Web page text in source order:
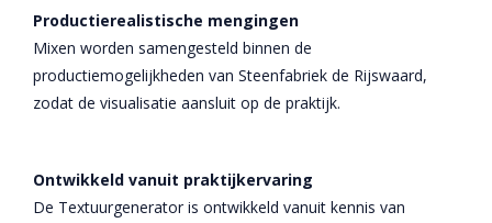
Productierealistische mengingen
Mixen worden samengesteld binnen de
productiemogelijkheden van Steenfabriek de Rijswaard,
zodat de visualisatie aansluit op de praktijk.
Ontwikkeld vanuit praktijkervaring
De Textuurgenerator is ontwikkeld vanuit kennis van